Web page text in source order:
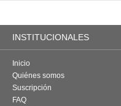
INSTITUCIONALES
Inicio
Quiénes somos
Suscripción
FAQ